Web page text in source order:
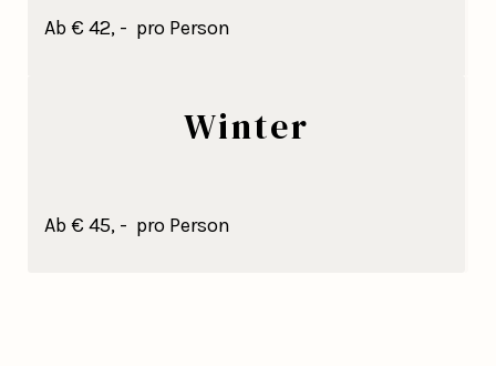
Ab € 42, - pro Person
Winter
Ab € 45, - pro Person